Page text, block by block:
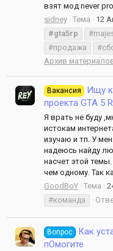
взят мод never
sidney Тема 12
#gta5rp
#продажа
Архив
Вакансия
Ищу
проекта GTA 5
Я врать не буду
истокам
изучаю и тп. У
надеюсь найду
насчет этой
чем одному. Так
GoodBoY Тема
#команда
Вопрос
Как
пОмогите